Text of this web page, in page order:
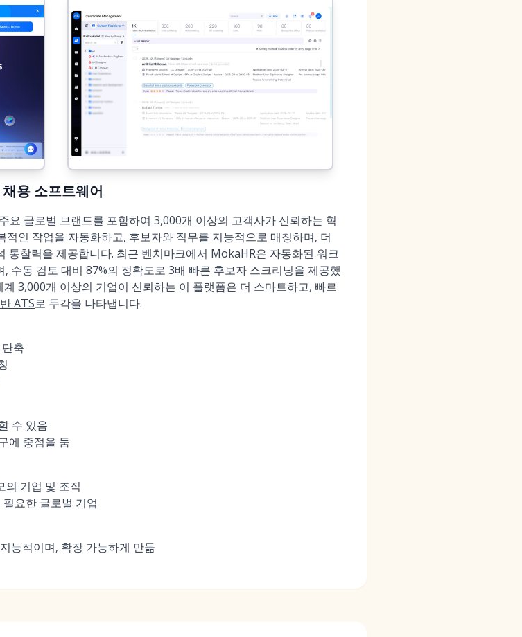
용 소프트웨어
글로벌 브랜드를 포함하여 3,000개 이상의 고객사가 신뢰하는 혁
인 작업을 자동화하고, 후보자와 직무를 지능적으로 매칭하며, 더
통찰력을 제공합니다. 최근 벤치마크에서 MokaHR은 자동화된 워크
수동 검토 대비 87%의 정확도로 3배 빠른 후보자 스크리닝을 제공했
3,000개 이상의 기업이 신뢰하는 이 플랫폼은 더 스마트하고, 빠르
ATS로 두각을 나타냅니다.
축
수 있음
에 중점을 둠
의 기업 및 조직
요한 글로벌 기업
능적이며, 확장 가능하게 만듦